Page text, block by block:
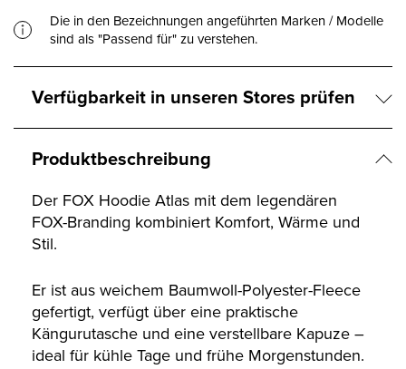
Die in den Bezeichnungen angeführten Marken / Modelle
sind als "Passend für" zu verstehen.
Verfügbarkeit in unseren Stores prüfen
Produktbeschreibung
Der FOX Hoodie Atlas mit dem legendären
FOX-Branding kombiniert Komfort, Wärme und
Stil.
Er ist aus weichem Baumwoll-Polyester-Fleece
gefertigt, verfügt über eine praktische
Kängurutasche und eine verstellbare Kapuze –
ideal für kühle Tage und frühe Morgenstunden.